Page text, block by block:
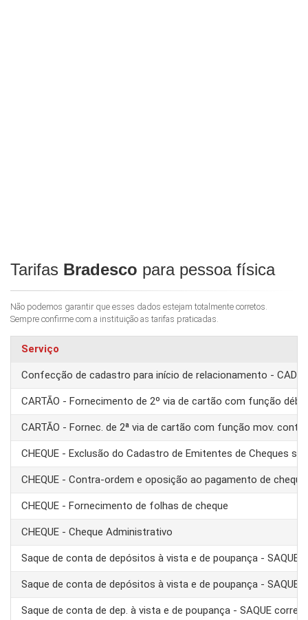
Tarifas Bradesco para pessoa física
Não podemos garantir que esses dados estejam totalmente corretos.
Sempre confirme com a instituição as tarifas praticadas.
Serviço
Confecção de cadastro para início de relacionamento -
CARTÃO - Fornecimento de 2º via de cartão com função
CARTÃO - Fornec. de 2ª via de cartão com função mov. conta
CHEQUE - Exclusão do Cadastro de Emitentes de Cheques
CHEQUE - Contra-ordem e oposição ao pagamento de cheque
CHEQUE - Fornecimento de folhas de cheque
CHEQUE - Cheque Administrativo
Saque de conta de depósitos à vista e de poupança - SAQUE
Saque de conta de depósitos à vista e de poupança - SAQUE
Saque de conta de dep. à vista e de poupança - SAQUE